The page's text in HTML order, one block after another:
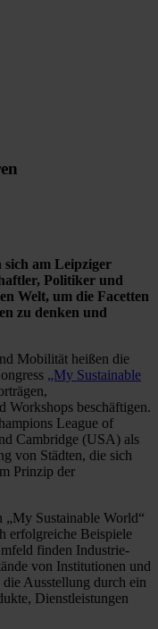
sich am Leipziger
Politiker und
Welt, um die Facetten
zu denken und
Mobilität heißen die
„My Sustainable
Workshops beschäftigen.
League of
Cambridge (USA) als
von Städten, die sich
Prinzip der
Sustainable World“
erfolgreiche Beispiele
finden Industrie-
von Institutionen und
Ausstellung durch ein
Dienstleistungen